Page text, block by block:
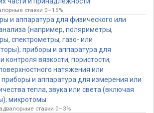
ставки 0–15%
и аппаратура для физического или
(например, поляриметры,
спектрометры, газо- или
приборы и аппаратура для
контроля вязкости, пористости,
натяжения или
и аппаратура для измерения или
тепла, звука или света (включая
микротомы:
ставки 0–3%